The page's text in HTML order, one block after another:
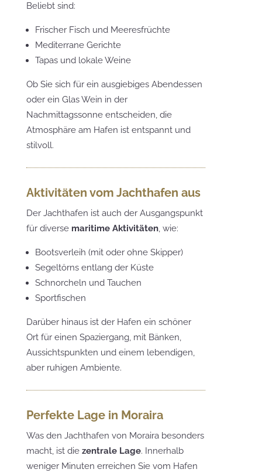
Beliebt sind:
Frischer Fisch und Meeresfrüchte
Mediterrane Gerichte
Tapas und lokale Weine
Ob Sie sich für ein ausgiebiges Abendessen
oder ein Glas Wein in der
Nachmittagssonne entscheiden, die
Atmosphäre am Hafen ist entspannt und
stilvoll.
Aktivitäten vom Jachthafen aus
Der Jachthafen ist auch der Ausgangspunkt
für diverse maritime Aktivitäten, wie:
Bootsverleih (mit oder ohne Skipper)
Segeltörns entlang der Küste
Schnorcheln und Tauchen
Sportfischen
Darüber hinaus ist der Hafen ein schöner
Ort für einen Spaziergang, mit Bänken,
Aussichtspunkten und einem lebendigen,
aber ruhigen Ambiente.
Perfekte Lage in Moraira
Was den Jachthafen von Moraira besonders
macht, ist die zentrale Lage. Innerhalb
weniger Minuten erreichen Sie vom Hafen